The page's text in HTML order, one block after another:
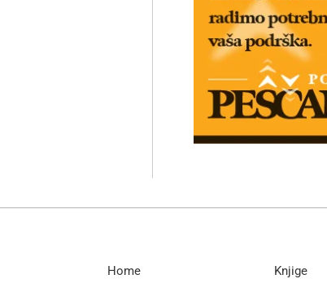
Home Knjige